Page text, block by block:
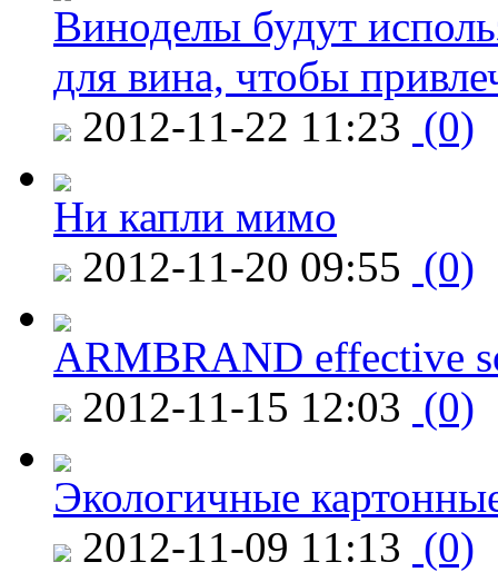
Виноделы будут
для вина, чтобы
2012-11-22 11:23 (0)
Ни капли мимо
2012-11-20 09:55 (0)
ARMBRAND effective
2012-11-15 12:03 (0)
Экологичные
2012-11-09 11:13 (0)